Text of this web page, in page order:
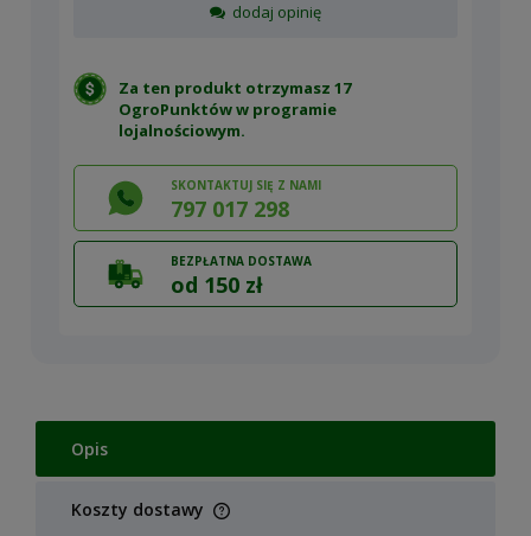
dodaj opinię
Za ten produkt otrzymasz 17
OgroPunktów w programie
lojalnościowym.
SKONTAKTUJ SIĘ Z NAMI
797 017 298
BEZPŁATNA DOSTAWA
od 150 zł
Opis
Koszty dostawy
Cena nie zawiera ewentualnych kosztów płatności